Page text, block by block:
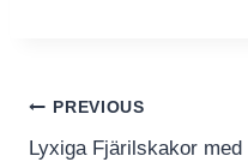
Inläggsnavigering
PREVIOUS
Lyxiga Fjärilskakor med